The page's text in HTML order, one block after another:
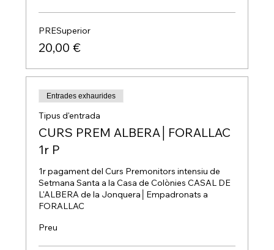
PRESuperior
20,00 €
Entrades exhaurides
Tipus d'entrada
CURS PREM ALBERA│FORALLAC
1r P
1r pagament del Curs Premonitors intensiu de
Setmana Santa a la Casa de Colònies CASAL DE
L'ALBERA de la Jonquera│Empadronats a
FORALLAC
Preu